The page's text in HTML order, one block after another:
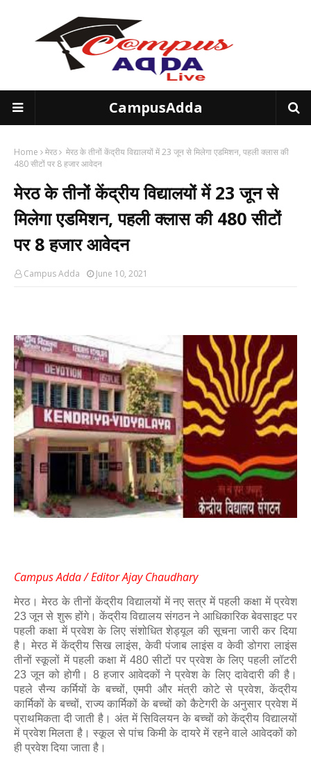
CampusAdda
Home मेरठ
मेरठ के तीनों केंद्रीय विद्यालयों में 23 जून से मिलेगा एडमिशन, पहली क्लास की
480 सीटों पर 8 हजार आवेदन
मेरठ के तीनों केंद्रीय विद्यालयों में 23 जून से
मिलेगा एडमिशन, पहली क्लास की 480 सीटों
पर 8 हजार आवेदन
Campus Adda June 10, 2021
Campus Adda / Editor Ajay Chaudhary
मेरठ। मेरठ के तीनों केंद्रीय विद्यालयों में नए सत्र में पहली कक्षा में प्रवेश
23 जून से शुरू होंगे। केंद्रीय विद्यालय संगठन ने आधिकारिक बेवसाइट पर
पहली कक्षा में प्रवेश के लिए संशोधित शेड्यूल की सूचना जारी कर दिया
है। मेरठ में केंद्रीय सिख लाइंस, केवी पंजाब लाइंस व केवी डोगरा लाइंस
तीनों स्कूलों में पहली कक्षा में 480 सीटों पर प्रवेश के लिए पहली लॉटरी
23 जून को होगी। 8 हजार आवेदकों ने प्रवेश के लिए दावेदारी की है।
पहले सैन्य कर्मियों के बच्चों, एमपी और मंत्री कोटे से प्रवेश, केंद्रीय
कार्मिकों के बच्चों, राज्य कार्मिकों के बच्चों को कैटेगरी के अनुसार प्रवेश में
प्राथमिकता दी जाती है। अंत में सिविलयन के बच्चों को केंद्रीय विद्यालयों
में प्रवेश मिलता है। स्कूल से पांच किमी के दायरे में रहने वाले आवेदकों को
ही प्रवेश दिया जाता है।